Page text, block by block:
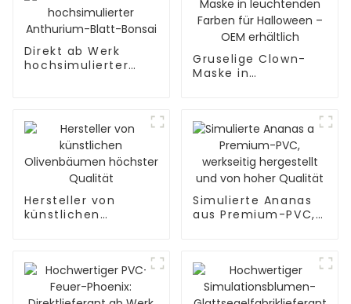
Direkt ab Werk
hochsimulierter
Gruselige Clown-
Maske in
Hersteller von
künstlichen
Simulierte Ananas
aus Premium-PVC,